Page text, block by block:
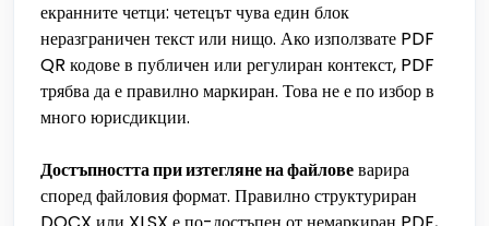
екранните четци: четецът чува един блок
неразграничен текст или нищо. Ако използвате PDF
QR кодове в публичен или регулиран контекст, PDF
трябва да е правилно маркиран. Това не е по избор в
много юрисдикции.
Достъпността при изтегляне на файловеварира
според файловия формат. Правилно структуриран